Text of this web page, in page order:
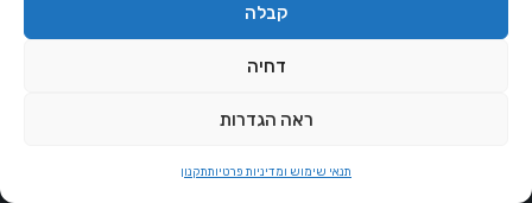
קבלה
דחיה
ראה הגדרות
תנאי שימוש ומדיניות פרטיותתקנון
מי אנחנו?